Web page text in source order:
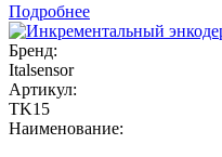
Подробнее
Бренд:
Italsensor
Артикул:
TK15
Наименование: